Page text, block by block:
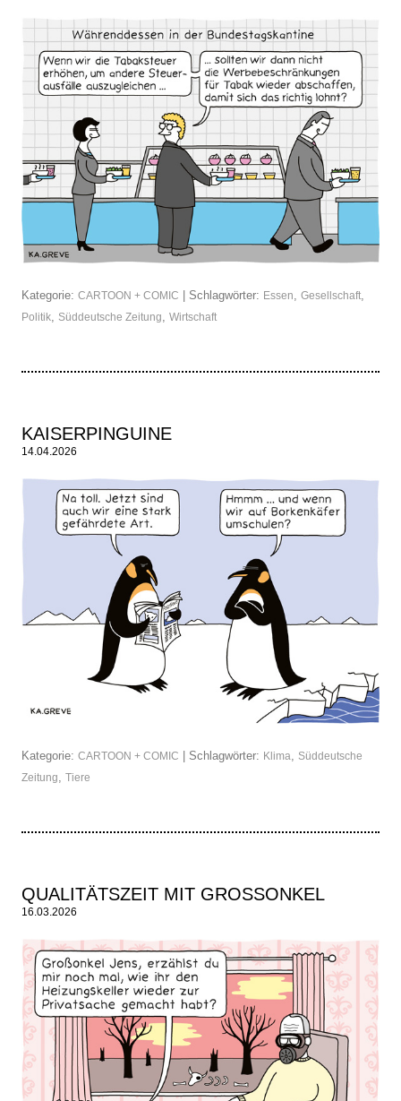
Kategorie: CARTOON + COMIC | Schlagwörter: Essen, Gesellschaft,
Politik, Süddeutsche Zeitung, Wirtschaft
KAISERPINGUINE
14.04.2026
Kategorie: CARTOON + COMIC | Schlagwörter: Klima, Süddeutsche
Zeitung, Tiere
QUALITÄTSZEIT MIT GROSSONKEL
16.03.2026